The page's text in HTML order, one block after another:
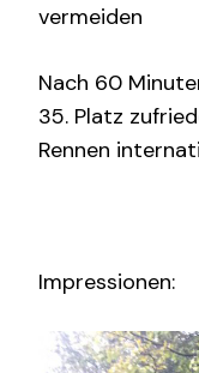
vermeiden
Nach 60
35. Platz
Rennen
Impressionen: